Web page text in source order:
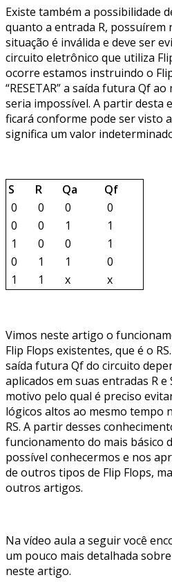
Existe também a possibilidade
quanto a entrada R, possuírem
situação é inválida e deve ser
circuito eletrônico que utiliza
ocorre estamos instruindo o Flip
“RESETAR” a saída futura Qf
seria impossível. A partir desta
ficará conforme pode ser visto
significa um valor
S R Qa
Qf
0
0 0
0
0
0 1
1
1
0 0
1
0
1 1
0
1
1 x x
Vimos neste artigo o
Flip Flops existentes, que é o
saída futura Qf do circuito
aplicados em suas entradas R
motivo pelo qual é preciso
lógicos altos ao mesmo tempo
RS. A partir desses
funcionamento do mais básico
possível conhecermos e nos
de outros tipos de Flip Flops,
outros artigos.
Na vídeo aula a seguir você
um pouco mais detalhada
neste artigo.